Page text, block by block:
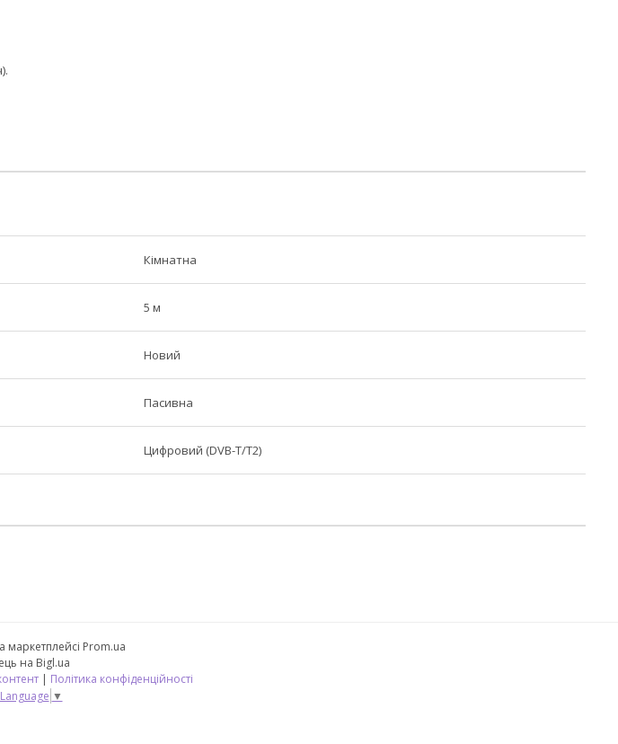
Кімнатна
5 м
Новий
Пасивна
Цифровий (DVB-T/T2)
маркетплейсі Prom.ua
на Bigl.ua
| Політика конфіденційності
▼